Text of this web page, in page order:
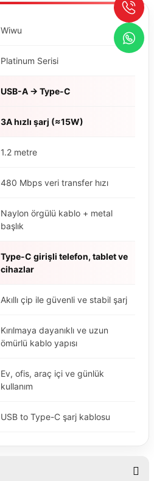
Wiwu
Platinum Serisi
USB-A → Type-C
3A hızlı şarj (≈15W)
1.2 metre
480 Mbps veri transfer hızı
Naylon örgülü kablo + metal
başlık
Type-C girişli telefon, tablet ve
cihazlar
Akıllı çip ile güvenli ve stabil şarj
Kırılmaya dayanıklı ve uzun
ömürlü kablo yapısı
Ev, ofis, araç içi ve günlük
kullanım
USB to Type-C şarj kablosu